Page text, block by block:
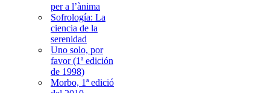
per a l’ànima
Sofrología: La
ciencia de la
serenidad
Uno solo, por
favor (1ª edición
de 1998)
Morbo, 1ª edició